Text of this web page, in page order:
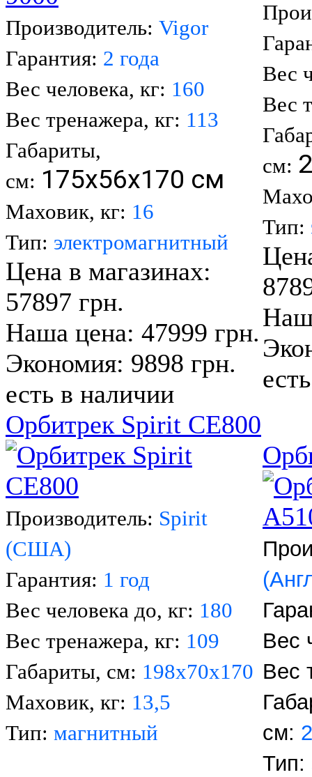
Производитель: Vigor
Гарантия: 2 года
Вес человека, кг: 160
Вес тренажера, кг: 113
Габариты,
см: 175х56х170 cм
Маховик, кг: 16
Тип: электромагнитный
Цена в магазинах:
57897 грн.
Наша цена: 47999 грн.
Экономия: 9898 грн.
есть в наличии
Вес
Вес
см:
Тип:
Орбитрек Spirit CE800
Производитель: Spirit
(США)
Гарантия: 1 год
Вес человека до, кг: 180
Вес тренажера, кг: 109
Габариты, см: 198х70х170
Маховик, кг: 13,5
Тип: магнитный
Вес
Вес
см:
Тип: